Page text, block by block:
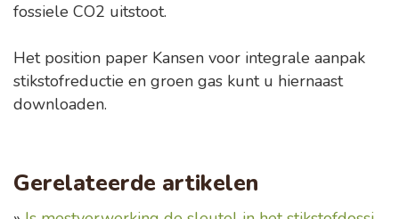
fossiele CO2 uitstoot.
Het position paper Kansen voor integrale aanpak
stikstofreductie en groen gas kunt u hiernaast
downloaden.
Gerelateerde artikelen